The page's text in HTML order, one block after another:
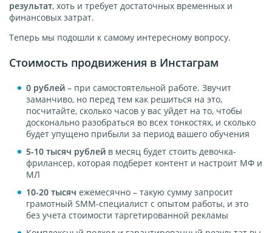
результат, хоть и требует достаточных временных и
финансовых затрат.
Теперь мы подошли к самому интересному вопросу.
Стоимость продвижения в Инстаграм
0 рублей – при самостоятельной работе. Звучит
заманчиво, но перед тем как решиться на это,
посчитайте, сколько часов у вас уйдет на то, чтобы
досконально разобраться во всех тонкостях, и сколько
будет упущено прибыли за период вашего обучения
5-10 тысяч рублей в месяц будет стоить девочка-
фрилансер, которая подберет контент и настроит МФ и
МЛ
10-20 тысяч ежемесячно – такую сумму запросит
грамотный SMM-специалист с опытом работы, и это
без учета стоимости таргетированной рекламы